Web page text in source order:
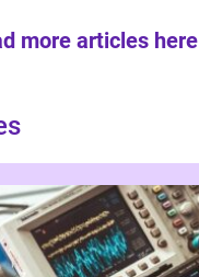
more articles here